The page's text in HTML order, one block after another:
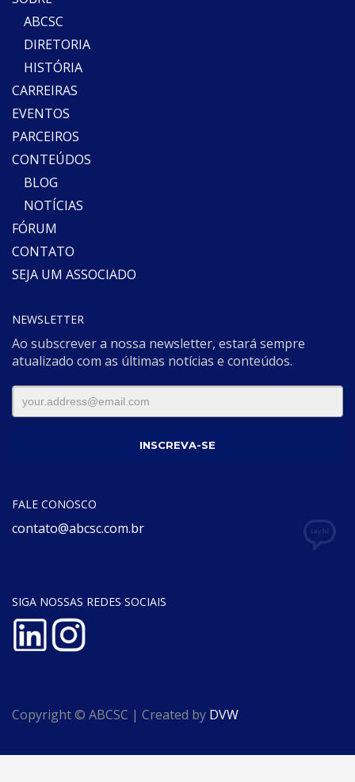
ABCSC
DIRETORIA
HISTÓRIA
CARREIRAS
EVENTOS
PARCEIROS
CONTEÚDOS
BLOG
NOTÍCIAS
FÓRUM
CONTATO
SEJA UM ASSOCIADO
NEWSLETTER
Ao subscrever a nossa newsletter, estará sempre
atualizado com as últimas notícias e conteúdos.
FALE CONOSCO
contato@abcsc.com.br
SIGA NOSSAS REDES SOCIAIS
Copyright © ABCSC | Created by DVW